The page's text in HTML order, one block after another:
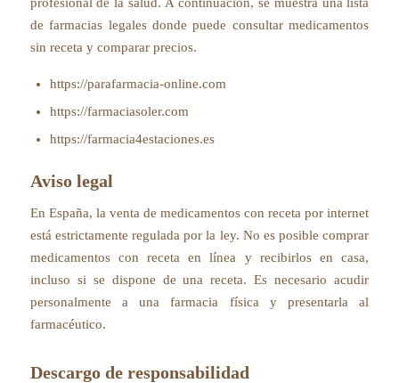
de farmacias legales donde puede consultar medicamentos
sin receta y comparar precios.
https://parafarmacia-online.com
https://farmaciasoler.com
https://farmacia4estaciones.es
Aviso legal
En España, la venta de medicamentos con receta por internet
está estrictamente regulada por la ley. No es posible comprar
medicamentos con receta en línea y recibirlos en casa,
incluso si se dispone de una receta. Es necesario acudir
personalmente a una farmacia física y presentarla al
farmacéutico.
Descargo de responsabilidad